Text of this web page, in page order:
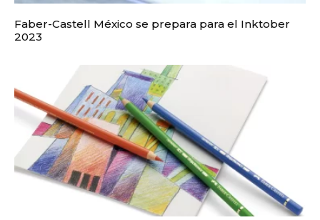
Faber-Castell México se prepara para el Inktober
2023